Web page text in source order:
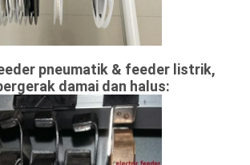
pneumatik & feeder listrik,
damai dan halus: